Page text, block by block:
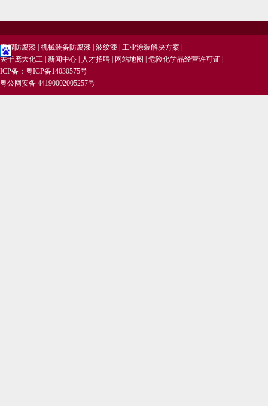
工程防腐漆 | 机械装备防腐漆 | 波纹漆 | 工业涂装解决方案 |
关于庞大化工 | 新闻中心 | 人才招聘 | 网站地图 | 危险化学品经营许可证 |
ICP备： 粤ICP备14030575号
粤公网安备 44190002005257号